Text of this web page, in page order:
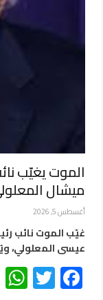
الموت يغيّب
ميشال
أغسطس 5, 2026
غيّب الموت نائب
عيسى المعلولي،